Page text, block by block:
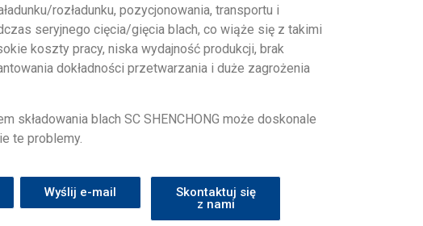
rozładunku, pozycjonowania, transportu i
seryjnego cięcia/gięcia blach, co wiąże się z takimi
koszty pracy, niska wydajność produkcji, brak
dokładności przetwarzania i duże zagrożenia
składowania blach SC SHENCHONG może doskonale
te problemy.
Wyślij e-mail
Skontaktuj się
z nami